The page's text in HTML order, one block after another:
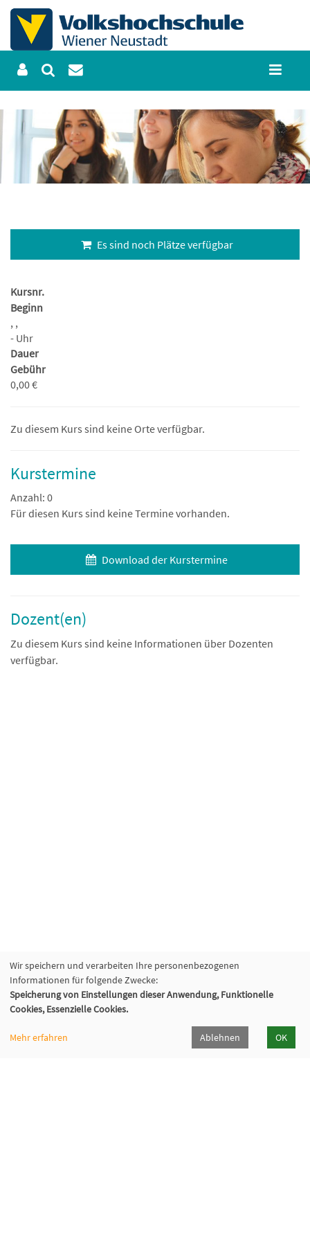
Es sind noch Plätze verfügbar
Kursnr.
Beginn
, ,
- Uhr
Dauer
Gebühr
0,00 €
Zu diesem Kurs sind keine Orte verfügbar.
Kurstermine
Anzahl: 0
Für diesen Kurs sind keine Termine vorhanden.
Download der Kurstermine
Dozent(en)
Zu diesem Kurs sind keine Informationen über Dozenten
verfügbar.
Wir speichern und verarbeiten Ihre personenbezogenen
Informationen für folgende Zwecke:
Speicherung von Einstellungen dieser Anwendung, Funktionelle
Cookies, Essenzielle Cookies.
Mehr erfahren Ablehnen OK